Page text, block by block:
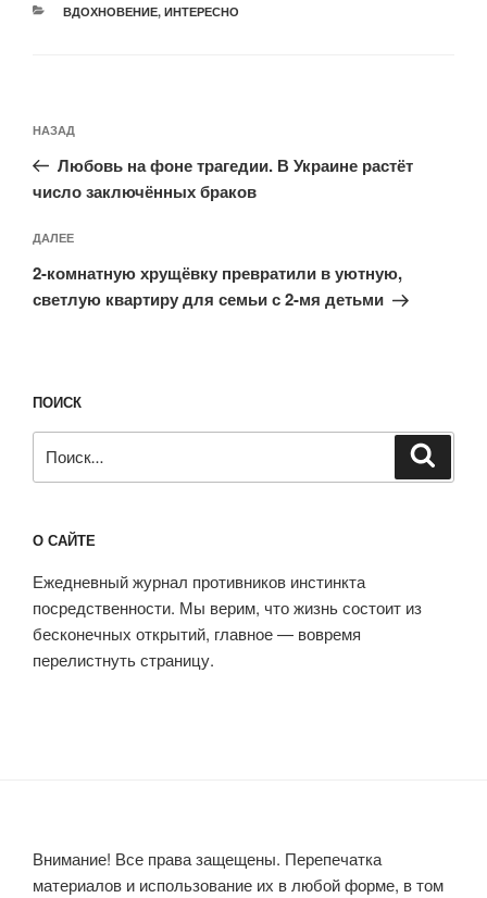
РУБРИКИ
ВДОХНОВЕНИЕ, ИНТЕРЕСНО
по
записям
Предыдущая
запись:
НАЗАД
Любовь на фоне трагедии. В Украине растёт
число заключённых браков
Следующая
запись
ДАЛЕЕ
2-комнатную хрущёвку превратили в уютную,
светлую квартиру для семьи с 2-мя детьми
ПОИСК
О САЙТЕ
Ежедневный журнал противников инстинкта
посредственности. Мы верим, что жизнь состоит из
бесконечных открытий, главное — вовремя
перелистнуть страницу.
Внимание! Все права защещены. Перепечатка
материалов и использование их в любой форме, в том